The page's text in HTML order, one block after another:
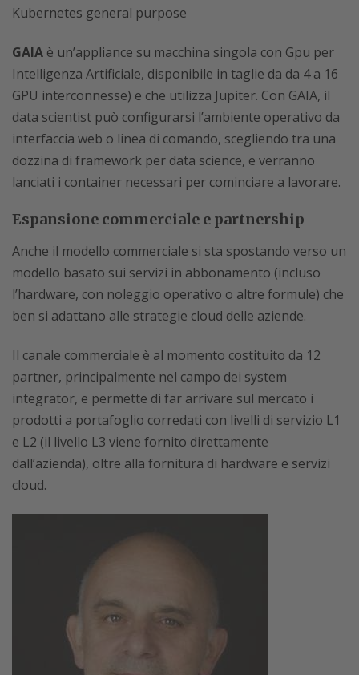
Kubernetes general purpose
GAIA è un’appliance su macchina singola con Gpu per
Intelligenza Artificiale, disponibile in taglie da da 4 a 16
GPU interconnesse) e che utilizza Jupiter. Con GAIA, il
data scientist può configurarsi l’ambiente operativo da
interfaccia web o linea di comando, scegliendo tra una
dozzina di framework per data science, e verranno
lanciati i container necessari per cominciare a lavorare.
Espansione commerciale e partnership
Anche il modello commerciale si sta spostando verso un
modello basato sui servizi in abbonamento (incluso
l’hardware, con noleggio operativo o altre formule) che
ben si adattano alle strategie cloud delle aziende.
Il canale commerciale è al momento costituito da 12
partner, principalmente nel campo dei system
integrator, e permette di far arrivare sul mercato i
prodotti a portafoglio corredati con livelli di servizio L1
e L2 (il livello L3 viene fornito direttamente
dall’azienda), oltre alla fornitura di hardware e servizi
cloud.